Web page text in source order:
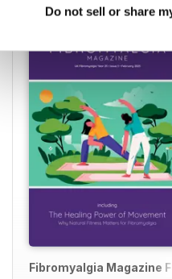
Do not sell or share
Fibromyalgia Magazine